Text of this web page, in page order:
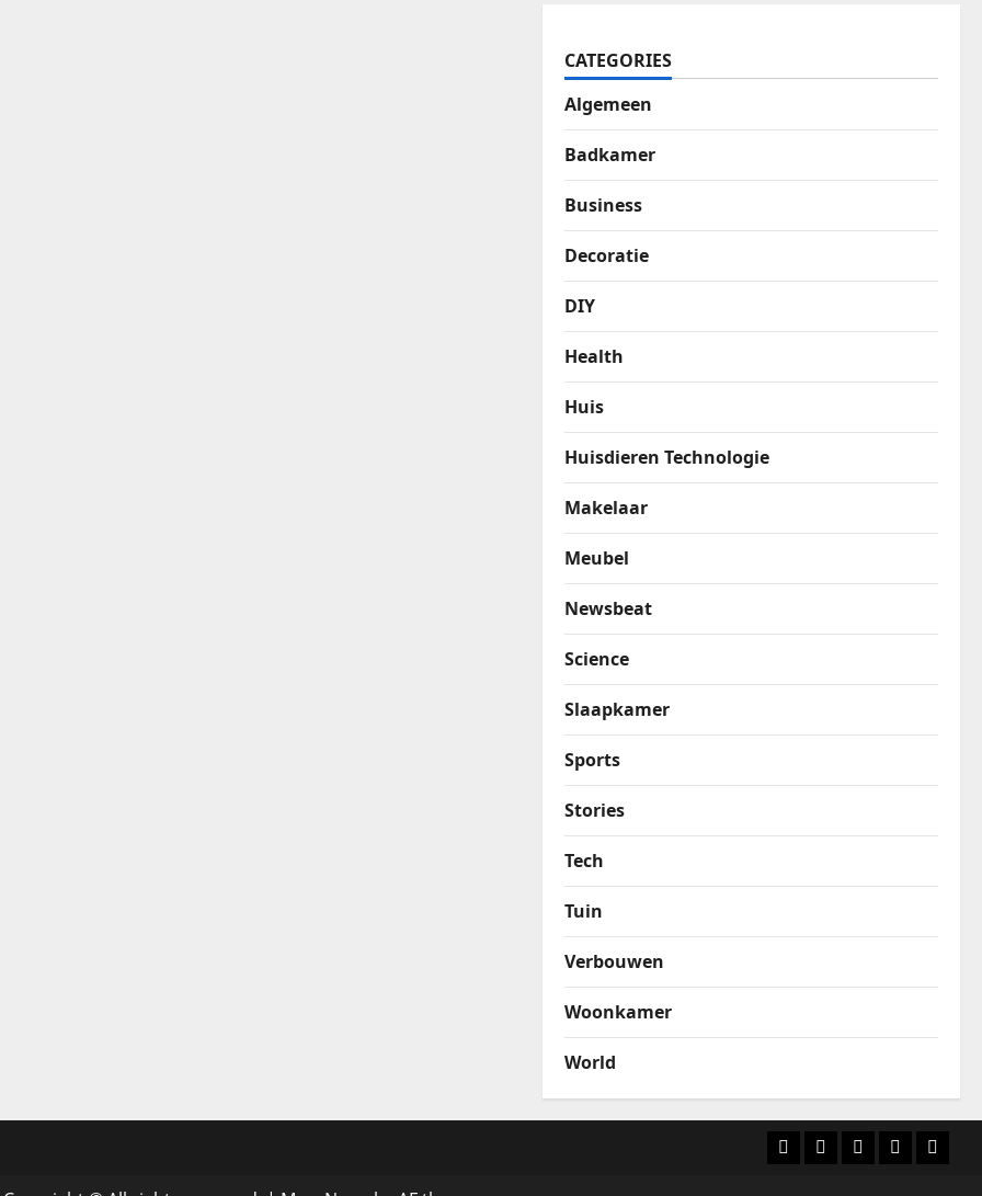
CATEGORIES
Algemeen
Badkamer
Business
Decoratie
DIY
Health
Huis
Huisdieren Technologie
Makelaar
Meubel
Newsbeat
Science
Slaapkamer
Sports
Stories
Tech
Tuin
Verbouwen
Woonkamer
World